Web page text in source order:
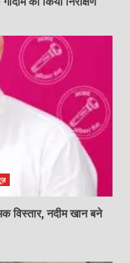
विस्तार, नदीम खान बने